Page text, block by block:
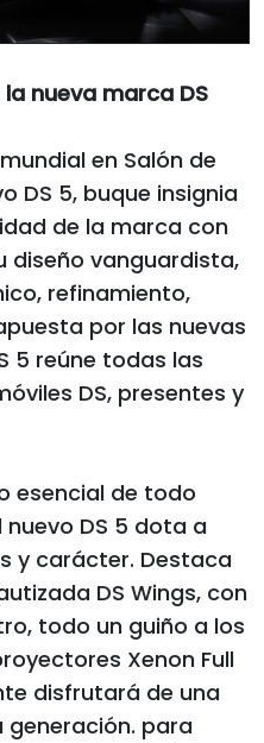
nueva marca DS
en Salón de
DS 5, buque insignia
de la marca con
diseño vanguardista,
refinamiento,
por las nuevas
5 reúne todas las
DS, presentes y
esencial de todo
nuevo DS 5 dota a
y carácter. Destaca
DS Wings, con
todo un guiño a los
Xenon Full
disfrutará de una
para